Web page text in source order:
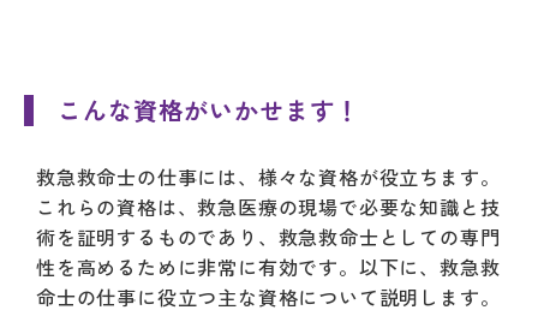
こんな資格がいかせます！
救急救命士の仕事には、様々な資格が役立ちます。
これらの資格は、救急医療の現場で必要な知識と技
術を証明するものであり、救急救命士としての専門
性を高めるために非常に有効です。以下に、救急救
命士の仕事に役立つ主な資格について説明します。